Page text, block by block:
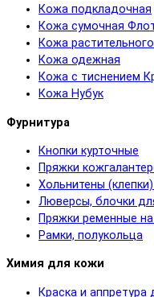
Кожа подкладочная
Кожа сумочная
Кожа
Кожа одежная
Кожа с тиснением
Кожа Нубук
Фурнитура
Кнопки курточные
Пряжки
Хольнитены
Люверсы, блочки
Пряжки ременные
Рамки, полукольца
Химия для кожи
Краска и